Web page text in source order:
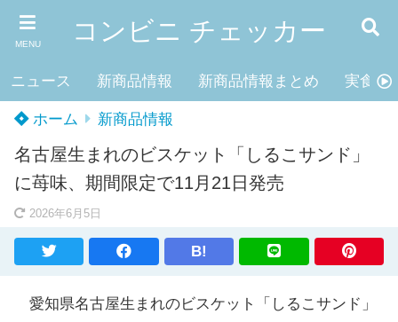
MENU コンビニ チェッカー
ニュース 新商品情報 新商品情報まとめ 実食レ
ホーム 新商品情報
名古屋生まれのビスケット「しるこサンド」
に苺味、期間限定で11月21日発売
2026年6月5日
B!
愛知県名古屋生まれのビスケット「しるこサンド」